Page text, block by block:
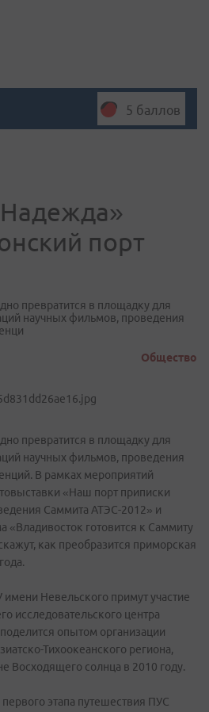
5 баллов
порт
превратится в площадку для
научных фильмов, проведения
Общество
превратится в площадку для
научных фильмов, проведения
В рамках мероприятий
«Наш порт приписки
Саммита АТЭС-2012» и
«Владивосток готовится к Саммиту
как преобразится приморская
Невельского примут участие
исследовательского центра
опытом организации
Тихоокеанского региона,
Восходящего солнца в 2010 году.
этапа путешествия ПУС